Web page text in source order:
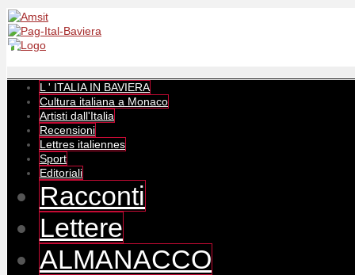
L ' ITALIA IN BAVIERA
Cultura italiana a Monaco
Artisti dall'Italia
Recensioni
Lettres italiennes
Sport
Editoriali
Racconti
Lettere
ALMANACCO